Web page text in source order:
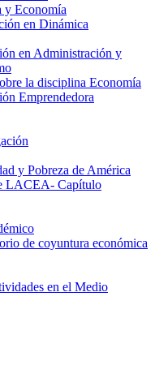
y Economía
en Dinámica
en Administración y
la disciplina Economía
Emprendedora
y Pobreza de América
LACEA- Capítulo
de coyuntura económica
en el Medio